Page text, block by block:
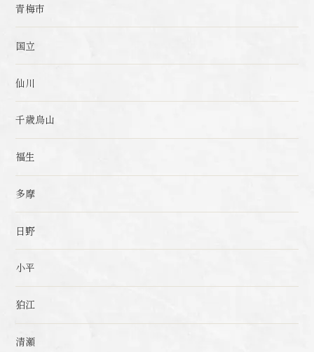
青梅市
国立
仙川
千歳烏山
福生
多摩
日野
小平
狛江
清瀬